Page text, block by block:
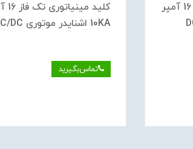
کلید مينياتوری تک فاز 16 آمپر
کلید
10KA اشنایدر موتوری AC/DC
تماس‌بگیرید